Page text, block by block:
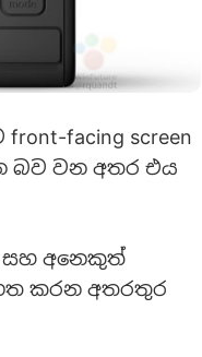
facing screen
බව වන අතර එය
සහ අනෙකුත්
කරන අතරතුර